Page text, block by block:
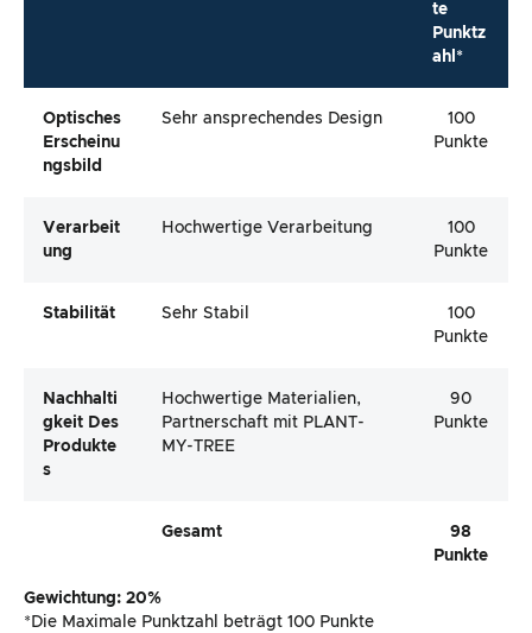
te
Punktz
ahl*
Optisches
Erscheinu
Ngsbild
Sehr ansprechendes Design
100
Punkte
Verarbeit
Ung
Hochwertige Verarbeitung
100
Punkte
Stabilität Sehr Stabil
100
Punkte
Nachhalti
Gkeit Des
Produkte
S
Hochwertige Materialien,
Partnerschaft mit PLANT-
MY-TREE
90
Punkte
Gesamt
98
Punkte
Gewichtung: 20%
*Die Maximale Punktzahl beträgt 100 Punkte